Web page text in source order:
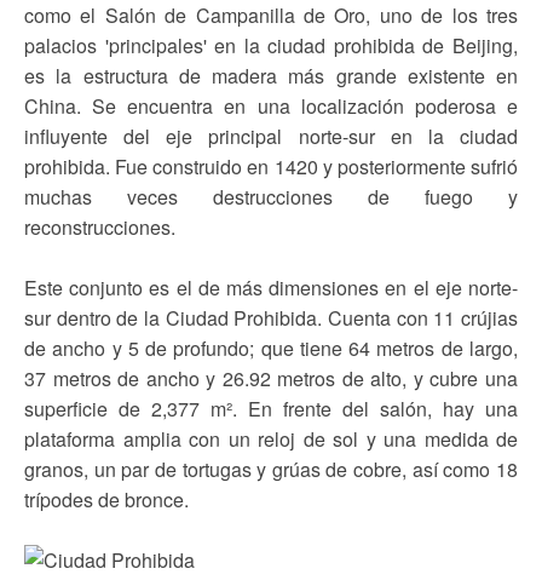
como el Salón de Campanilla de Oro, uno de los tres
palacios 'principales' en la ciudad prohibida de Beijing,
es la estructura de madera más grande existente en
China. Se encuentra en una localización poderosa e
influyente del eje principal norte-sur en la ciudad
prohibida. Fue construido en 1420 y posteriormente sufrió
muchas veces destrucciones de fuego y
reconstrucciones.
Este conjunto es el de más dimensiones en el eje norte-
sur dentro de la Ciudad Prohibida. Cuenta con 11 crújias
de ancho y 5 de profundo; que tiene 64 metros de largo,
37 metros de ancho y 26.92 metros de alto, y cubre una
superficie de 2,377 m². En frente del salón, hay una
plataforma amplia con un reloj de sol y una medida de
granos, un par de tortugas y grúas de cobre, así como 18
trípodes de bronce.